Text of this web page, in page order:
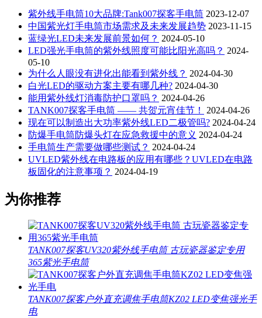
紫外线手电筒10大品牌:Tank007探客手电筒 2023-12-07
中国紫光灯手电筒市场需求及未来发展趋势 2023-11-15
蓝绿光LED未来发展前景如何？ 2024-05-10
LED强光手电筒的紫外线照度可能比阳光高吗？ 2024-
05-10
为什么人眼没有进化出能看到紫外线？ 2024-04-30
白光LED的驱动方案主要有哪几种? 2024-04-30
能用紫外线灯消毒防护口罩吗？ 2024-04-26
TANK007探客手电筒 —— 共贺元宵佳节！
2024-04-26
现在可以制造出大功率紫外线LED二极管吗? 2024-04-24
防爆手电筒防爆头灯在应急救援中的意义 2024-04-24
手电筒生产需要做哪些测试？ 2024-04-24
UVLED紫外线在电路板的应用有哪些？UVLED在电路
板固化的注意事项？ 2024-04-19
为你推荐
TANK007探客UV320紫外线手电筒 古玩瓷器鉴定专用
365紫光手电筒
TANK007探客户外直充调焦手电筒KZ02 LED变焦强光手
电